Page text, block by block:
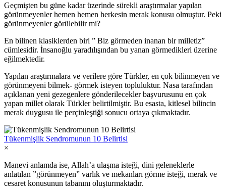
Geçmişten bu güne kadar üzerinde sürekli araştırmalar yapılan
görünmeyenler hemen hemen herkesin merak konusu olmuştur. Peki
görünmeyenler görülebilir mi?
En bilinen klasiklerden biri ” Biz görmeden inanan bir milletiz”
cümlesidir. İnsanoğlu yaradılışından bu yanan görmedikleri üzerine
eğilmektedir.
Yapılan araştırmalara ve verilere göre Türkler, en çok bilinmeyen ve
görünmeyeni bilmek- görmek isteyen topluluktur. Nasa tarafından
açıklanan yeni gezegenlere gönderilecekler başvurusunu en çok
yapan millet olarak Türkler belirtilmiştir. Bu esasta, kitlesel bilincin
merak duygusu ile perçinleştiği sonucu ortaya çıkmaktadır.
Tükenmişlik Sendromunun 10 Belirtisi
×
Manevi anlamda ise, Allah’a ulaşma isteği, dini geleneklerle
anlatılan ”görünmeyen” varlık ve mekanları görme isteği, merak ve
cesaret konusunun tabanını oluşturmaktadır.